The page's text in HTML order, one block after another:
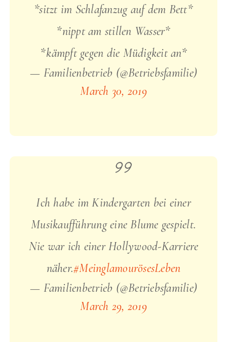
*sitzt im Schlafanzug auf dem Bett*
*nippt am stillen Wasser*
*kämpft gegen die Müdigkeit an*
— Familienbetrieb (@Betriebsfamilie)
March 30, 2019
Ich habe im Kindergarten bei einer
Musikaufführung eine Blume gespielt.
Nie war ich einer Hollywood-Karriere
näher.#MeinglamourösesLeben
— Familienbetrieb (@Betriebsfamilie)
March 29, 2019